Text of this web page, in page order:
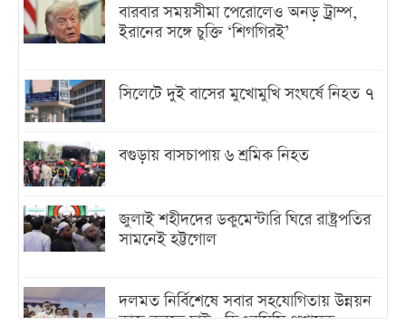
বারবার সময়সীমা পেরোলেও অনড় ট্রাম্প,
ইরানের সঙ্গে চুক্তি ‘শিগগিরই’
সিলেটে দুই বাসের মুখোমুখি সংঘর্ষে নিহত ৭
বগুড়ায় বাসচাপায় ৬ শ্রমিক নিহত
জুলাই শহীদদের ডকুমেন্টারি ঘিরে রাষ্ট্রপতির
সামনেই হট্টগোল
দলমত নির্বিশেষে সবার সহযোগিতায় উন্নয়ন
কাজ করতে চাই : ডিএনসিসি প্রশাসক